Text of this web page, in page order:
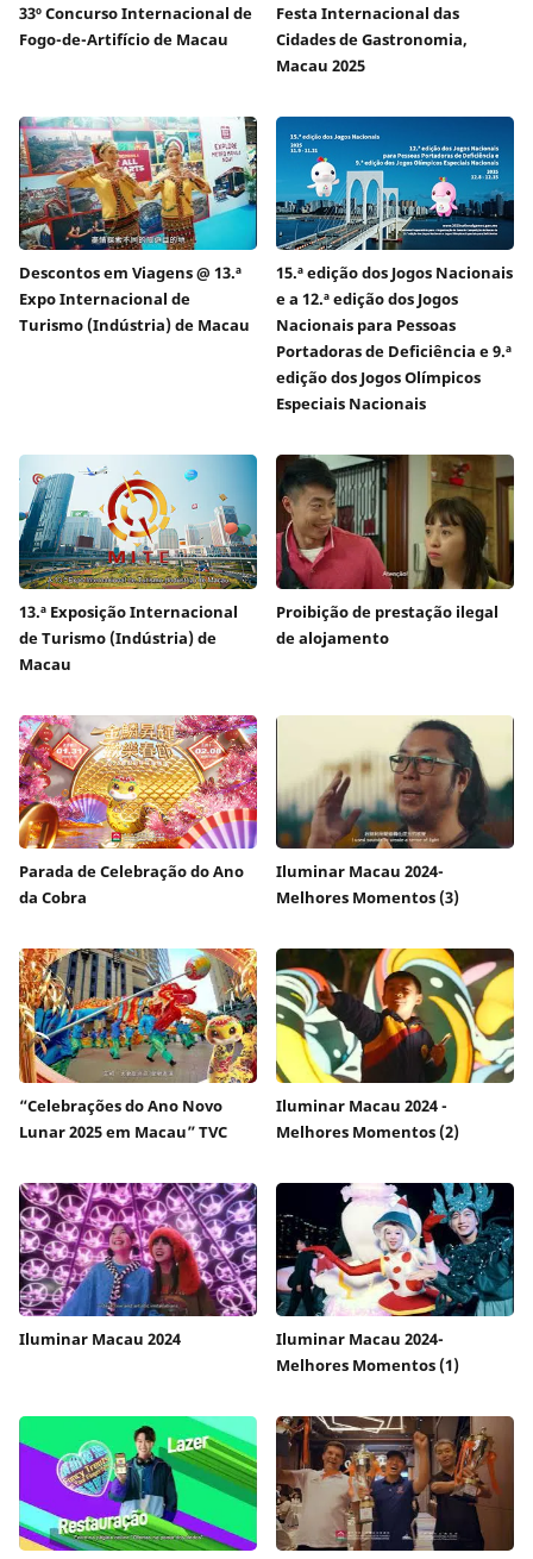
33º Concurso Internacional de
Fogo-de-Artifício de Macau
Festa Internacional das
Cidades de Gastronomia,
Macau 2025
Descontos em Viagens @ 13.ª
Expo Internacional de
Turismo (Indústria) de Macau
15.ª edição dos Jogos Nacionais
e a 12.ª edição dos Jogos
Nacionais para Pessoas
Portadoras de Deficiência e 9.ª
edição dos Jogos Olímpicos
Especiais Nacionais
13.ª Exposição Internacional
de Turismo (Indústria) de
Macau
Proibição de prestação ilegal
de alojamento
Parada de Celebração do Ano
da Cobra
Iluminar Macau 2024-
Melhores Momentos (3)
“Celebrações do Ano Novo
Lunar 2025 em Macau” TVC
Iluminar Macau 2024 -
Melhores Momentos (2)
Iluminar Macau 2024
Iluminar Macau 2024-
Melhores Momentos (1)